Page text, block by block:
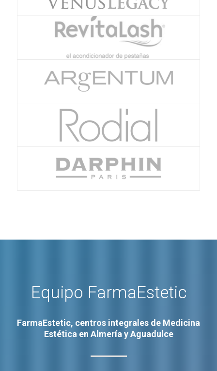
Equipo FarmaEstetic
FarmaEstetic, centros integrales de Medicina
Estética en Almería y Aguadulce